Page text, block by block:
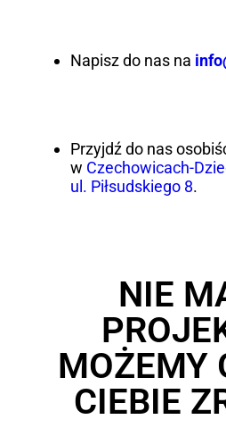
Napisz do nas na
Przyjdź do nas
w Czechowicach-
ul. Piłsudskiego 8.
NIE
MOŻEMY
CIEBIE